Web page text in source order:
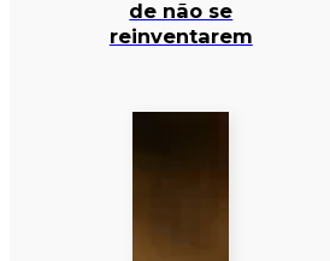
de não se
reinventarem